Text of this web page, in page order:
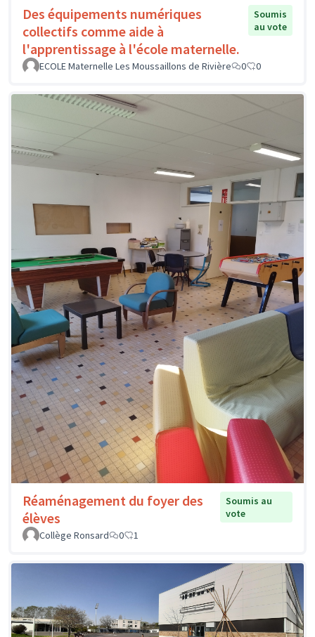
Des équipements numériques
collectifs comme aide à
l'apprentissage à l'école maternelle.
Soumis
au vote
ECOLE Maternelle Les Moussaillons de Rivière 0 0
Réaménagement du foyer des
élèves
Soumis au
vote
Collège Ronsard
0 1